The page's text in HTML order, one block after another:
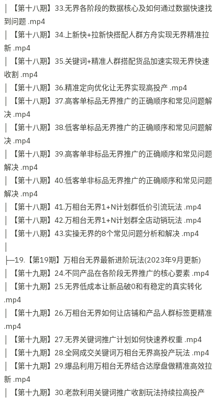
│ 【第十八期】33.无界各阶段的数据核心及如何通过数据快速找
到问题 .mp4
│ 【第十八期】34.上新快+拉新快搭配人群方舟实现无界精准拉
新 .mp4
│ 【第十八期】35.关键词+精准人群搭配货品加速实现无界快速
收割 .mp4
│ 【第十八期】36.精准定向优化让无界实现高投产 .mp4
│ 【第十八期】37.高客单标品无界推广的正确顺序和常见问题解
决 .mp4
│ 【第十八期】38.低客单标品无界推广的正确顺序和常见问题解
决 .mp4
│ 【第十八期】39.高客单非标品无界推广的正确顺序和常见问题
解决 .mp4
│ 【第十八期】40.低客单非标品无界推广的正确顺序和常见问题
解决 .mp4
│ 【第十八期】41.万相台无界1+N计划群低价引流玩法 .mp4
│ 【第十八期】42.万相台无界1+N计划群全店动销玩法 .mp4
│ 【第十八期】43.实操无界的8个常见问题分析和解决 .mp4
├─19.【第19期】万相台无界最新进阶玩法(2023年9月更新)
│ 【第十九期】24.不同产品在各阶段无界推广的核心要素 .mp4
│ 【第十九期】25.无界低成本让新品破0和有稳定的真实转化
.mp4
│ 【第十九期】26.万相台无界如何让店铺和产品人群标签更精准
.mp4
│ 【第十九期】27.无界关键词推广计划如何快速养权重 .mp4
│ 【第十九期】28.全网成交关键词万相台无界高投产玩法 .mp4
│ 【第十九期】29.爆品利用万相台无界结合达摩盘做精准高效拉
新 .mp4
│ 【第十九期】30.老款利用关键词推广收割玩法持续拉高投产